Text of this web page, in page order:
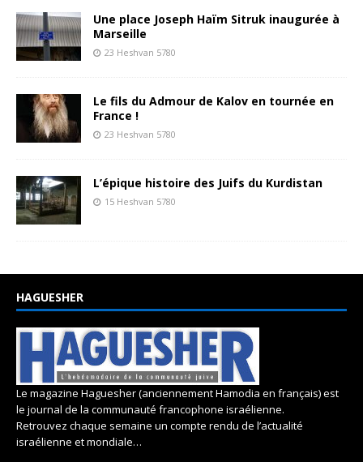
Une place Joseph Haïm Sitruk inaugurée à
Marseille
23 Heshvan 5780
Le fils du Admour de Kalov en tournée en
France !
23 Heshvan 5780
L’épique histoire des Juifs du Kurdistan
15 Heshvan 5780
HAGUESHER
Le magazine Haguesher (anciennement Hamodia en français) est
le journal de la communauté francophone israélienne.
Retrouvez chaque semaine un compte rendu de l’actualité
israélienne et mondiale…